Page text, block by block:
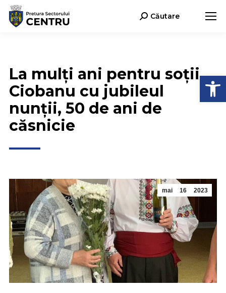
Search:Căutare
La mulți ani pentru soții
Ciobanu cu jubileul
nunții, 50 de ani de
căsnicie
mai 16 2023